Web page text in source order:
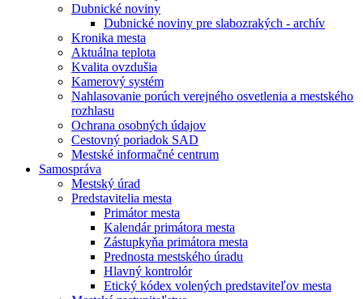
Dubnické noviny
Dubnické noviny pre slabozrakých - archív
Kronika mesta
Aktuálna teplota
Kvalita ovzdušia
Kamerový systém
Nahlasovanie porúch verejného osvetlenia a mestského
rozhlasu
Ochrana osobných údajov
Cestovný poriadok SAD
Mestské informačné centrum
Samospráva
Mestský úrad
Predstavitelia mesta
Primátor mesta
Kalendár primátora mesta
Zástupkyňa primátora mesta
Prednosta mestského úradu
Hlavný kontrolór
Etický kódex volených predstaviteľov mesta